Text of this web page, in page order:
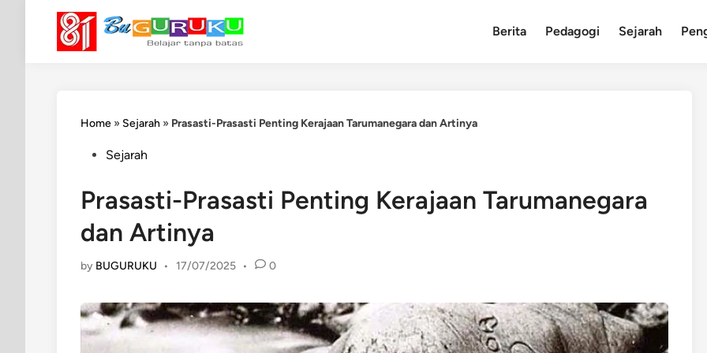
content
Berita Pedagogi Sejarah
Home » Sejarah » Prasasti-Prasasti Penting Kerajaan Tarumanegara dan Artinya
PostedSejarah
Prasasti-Prasasti Penting Kerajaan Tarumanegara
dan Artinya
by BUGURUKU • 17/07/2025 • 0